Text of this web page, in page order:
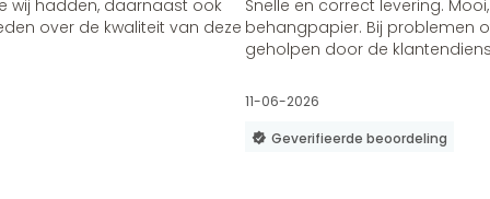
wij hadden, daarnaast ook
over de kwaliteit van deze
Snelle en correct levering.
behangpapier. Bij problemen
geholpen door de
11-06-2026
Geverifieerde beoordeling